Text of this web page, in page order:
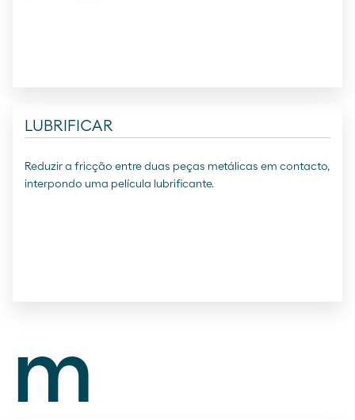
LUBRIFICAR
Reduzir a fricção entre duas peças metálicas em contacto,
interpondo uma película lubrificante.
m